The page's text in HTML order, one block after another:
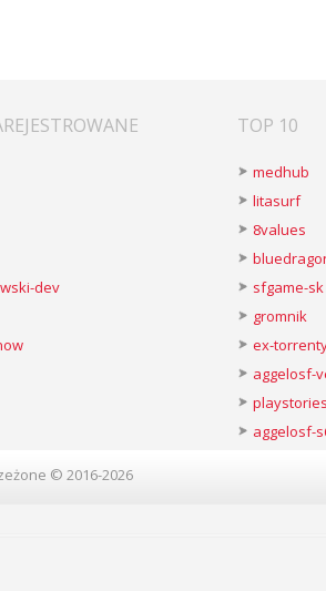
dev
TOP 10
medhub
litasurf
8values
sfgame-sk
gromnik
ex-
aggelosf-
aggelosf-
© 2016-2026